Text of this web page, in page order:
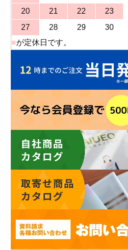
20
21 22 23
27
28 29
30
■が定休日です。